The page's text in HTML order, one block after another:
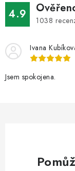
4.9 1038
Ivana
Jsem spokojena.